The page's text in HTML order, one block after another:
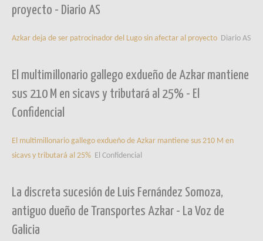
proyecto - Diario AS
Azkar deja de ser patrocinador del Lugo sin afectar al proyecto Diario AS
El multimillonario gallego exdueño de Azkar mantiene
sus 210 M en sicavs y tributará al 25% - El
Confidencial
El multimillonario gallego exdueño de Azkar mantiene sus 210 M en
sicavs y tributará al 25% El Confidencial
La discreta sucesión de Luis Fernández Somoza,
antiguo dueño de Transportes Azkar - La Voz de
Galicia